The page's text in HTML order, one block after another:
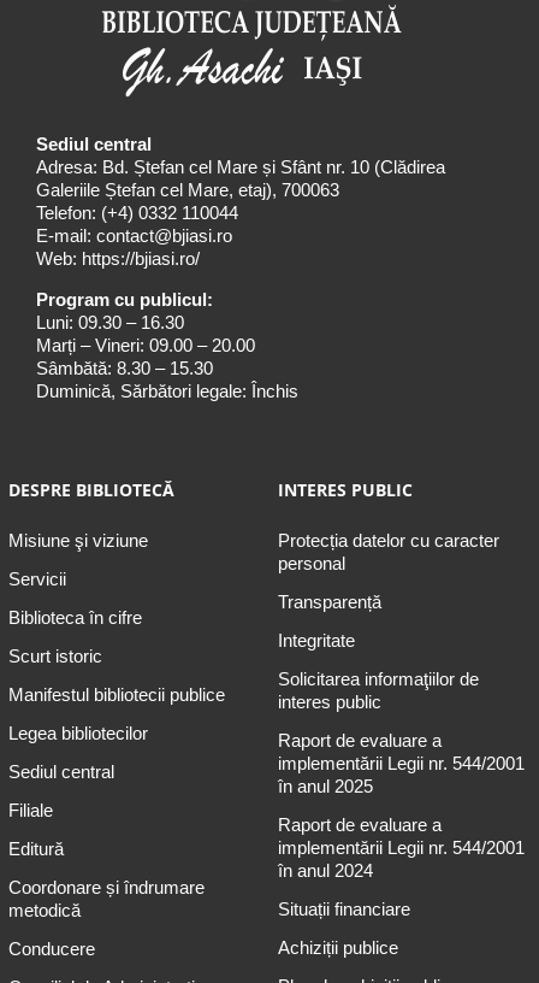
Sediul central
Adresa: Bd. Ștefan cel Mare și Sfânt nr. 10 (Clădirea
Galeriile Ștefan cel Mare, etaj), 700063
Telefon: (+4) 0332 110044
E-mail: contact@bjiasi.ro
Web: https://bjiasi.ro/
Program cu publicul:
Luni: 09.30 – 16.30
Marți – Vineri: 09.00 – 20.00
Sâmbătă: 8.30 – 15.30
Duminică, Sărbători legale: Închis
DESPRE BIBLIOTECĂ
Misiune şi viziune
Servicii
Biblioteca în cifre
Scurt istoric
Manifestul bibliotecii publice
Legea bibliotecilor
Sediul central
Filiale
Editură
Coordonare și îndrumare
metodică
Conducere
INTERES PUBLIC
Protecția datelor cu caracter
personal
Transparență
Integritate
Solicitarea informaţiilor de
interes public
Raport de evaluare a
implementării Legii nr. 544/2001
în anul 2025
Raport de evaluare a
implementării Legii nr. 544/2001
în anul 2024
Situații financiare
Achiziții publice